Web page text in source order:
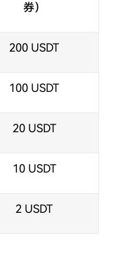
券）
200 USDT
100 USDT
20 USDT
10 USDT
2 USDT